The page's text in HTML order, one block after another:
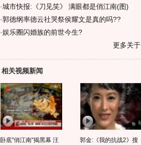
·城市快报:《刀见笑》 满眼都是俏江南(图)
·郭德纲率德云社哭祭侯耀文是真的吗??
·娱乐圈闪婚族的前世今生?
更多关于
相关视频新闻
卧底"俏江南"揭黑幕 汪
郭金:《我的抗战2》搜